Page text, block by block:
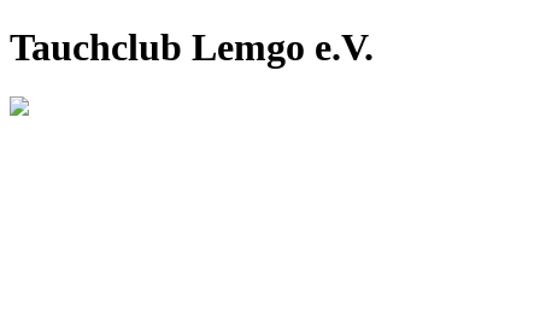
Tauchclub Lemgo e.V.